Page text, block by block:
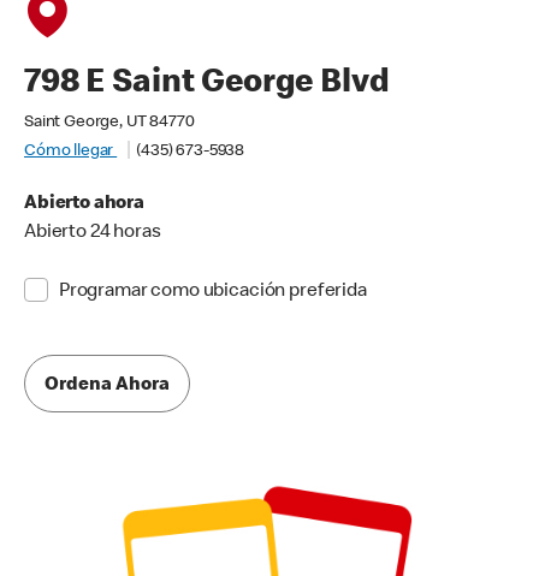
798 E Saint George Blvd
Saint George, UT 84770
Cómo llegar
(435) 673-5938
Abierto ahora
Abierto 24 horas
Programar como ubicación preferida
Ordena Ahora